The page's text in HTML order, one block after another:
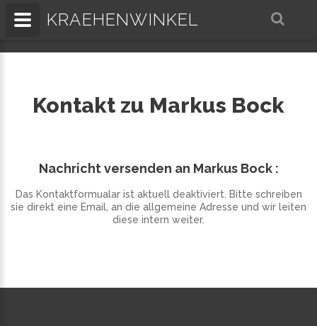
Kontakt zu Markus Bock
Nachricht versenden an Markus Bock :
Das Kontaktformualar ist aktuell deaktiviert. Bitte schreiben
sie direkt eine Email, an die allgemeine Adresse und wir leiten
diese intern weiter.
KRAEHENWINKEL